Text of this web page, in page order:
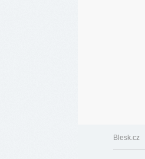
Blesk.cz